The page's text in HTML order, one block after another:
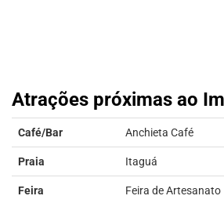
Atrações próximas ao
Café/Bar Anchieta Café
Praia Itaguá
Feira Feira de Artesanato